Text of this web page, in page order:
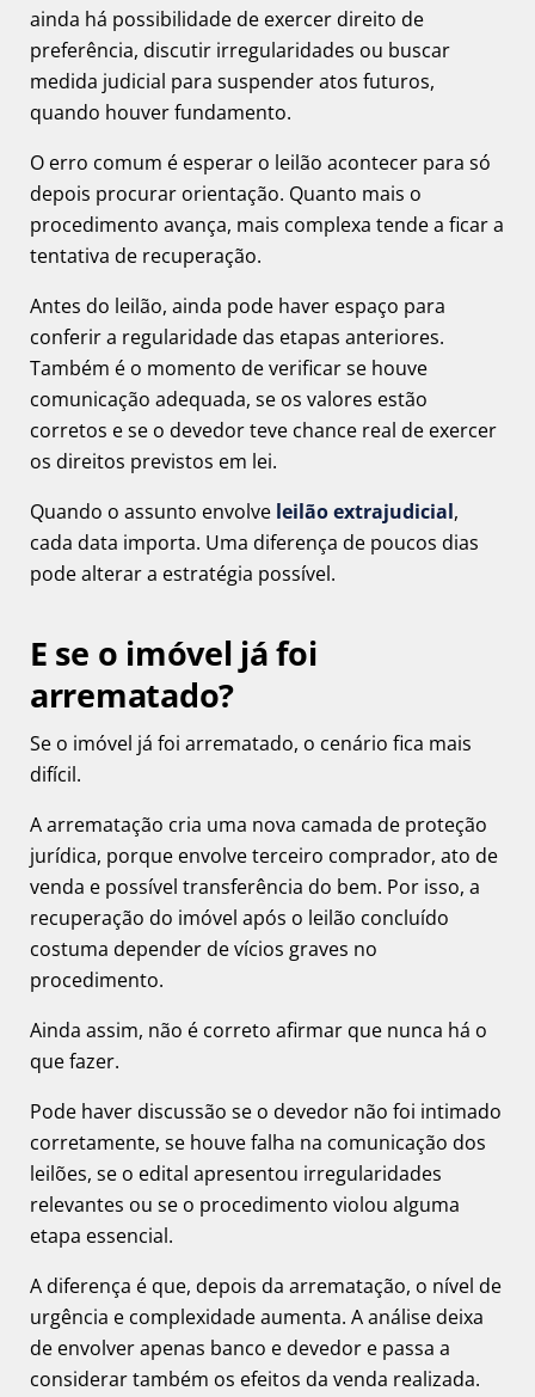
ainda há possibilidade de exercer direito de
preferência, discutir irregularidades ou buscar
medida judicial para suspender atos futuros,
quando houver fundamento.
O erro comum é esperar o leilão acontecer para só
depois procurar orientação. Quanto mais o
procedimento avança, mais complexa tende a ficar a
tentativa de recuperação.
Antes do leilão, ainda pode haver espaço para
conferir a regularidade das etapas anteriores.
Também é o momento de verificar se houve
comunicação adequada, se os valores estão
corretos e se o devedor teve chance real de exercer
os direitos previstos em lei.
Quando o assunto envolve leilão extrajudicial,
cada data importa. Uma diferença de poucos dias
pode alterar a estratégia possível.
E se o imóvel já foi
arrematado?
Se o imóvel já foi arrematado, o cenário fica mais
difícil.
A arrematação cria uma nova camada de proteção
jurídica, porque envolve terceiro comprador, ato de
venda e possível transferência do bem. Por isso, a
recuperação do imóvel após o leilão concluído
costuma depender de vícios graves no
procedimento.
Ainda assim, não é correto afirmar que nunca há o
que fazer.
Pode haver discussão se o devedor não foi intimado
corretamente, se houve falha na comunicação dos
leilões, se o edital apresentou irregularidades
relevantes ou se o procedimento violou alguma
etapa essencial.
A diferença é que, depois da arrematação, o nível de
urgência e complexidade aumenta. A análise deixa
de envolver apenas banco e devedor e passa a
considerar também os efeitos da venda realizada.